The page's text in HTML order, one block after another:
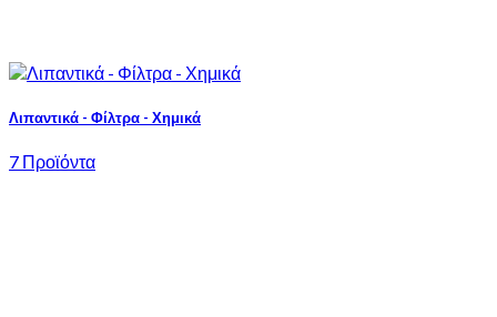
Λιπαντικά - Φίλτρα - Χημικά
7 Προϊόντα